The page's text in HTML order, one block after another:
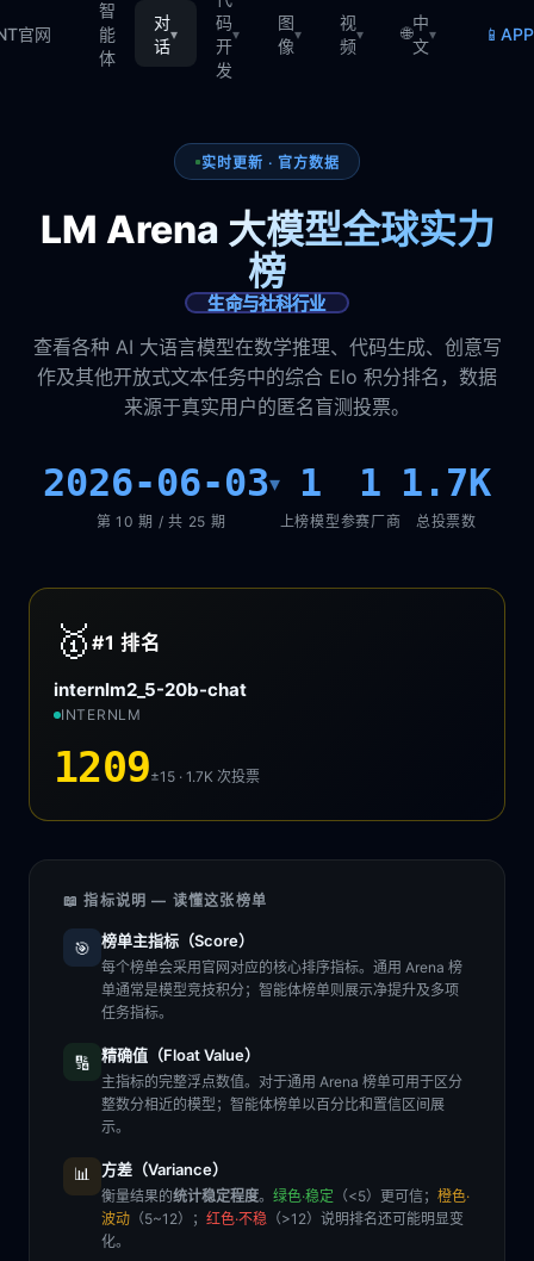
官网
智
能
体
对
话
▾
码
开
发
▾
图
像
▾
视
频
▾ 🌐
中
文
▾ 📱
实时更新 · 官方数据
LM Arena 大模型全球实力
榜
生命与社科行业
查看各种 AI 大语言模型在数学推理、代码生成、创意写
作及其他开放式文本任务中的综合 Elo 积分排名，数据
来源于真实用户的匿名盲测投票。
2026-06-03▾
第 10 期 / 共 25 期
1
上榜模型
1
参赛厂商
1.7K
总投票数
🥇 #1排名
internlm2_5-20b-chat
INTERNLM
1209±15 · 1.7K次投票
📖 指标说明 — 读懂这张榜单
🎯 榜单主指标（Score）
每个榜单会采用官网对应的核心排序指标。通用 Arena 榜
单通常是模型竞技积分；智能体榜单则展示净提升及多项
任务指标。
🔢 精确值（Float Value）
主指标的完整浮点数值。对于通用 Arena 榜单可用于区分
整数分相近的模型；智能体榜单以百分比和置信区间展
示。
📊 方差（Variance）
衡量结果的统计稳定程度。 绿色·稳定 （<5）更可信； 橙色·
波动 （5~12）； 红色·不稳 （>12）说明排名还可能明显变
化。